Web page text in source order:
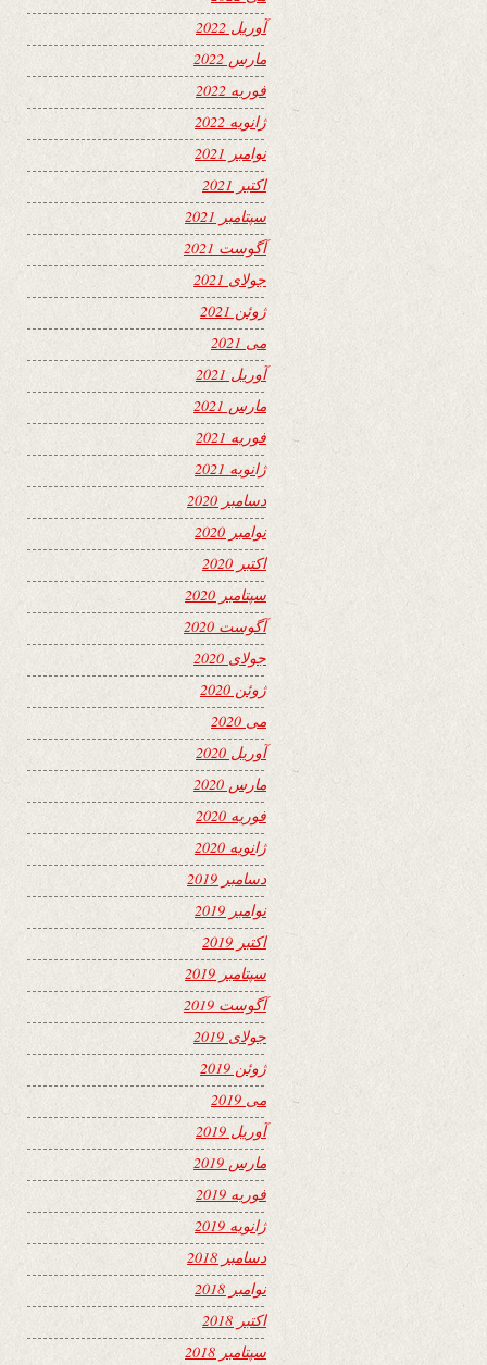
آوریل 2022
مارس 2022
فوریه 2022
ژانویه 2022
نوامبر 2021
اکتبر 2021
سپتامبر 2021
آگوست 2021
جولای 2021
ژوئن 2021
می 2021
آوریل 2021
مارس 2021
فوریه 2021
ژانویه 2021
دسامبر 2020
نوامبر 2020
اکتبر 2020
سپتامبر 2020
آگوست 2020
جولای 2020
ژوئن 2020
می 2020
آوریل 2020
مارس 2020
فوریه 2020
ژانویه 2020
دسامبر 2019
نوامبر 2019
اکتبر 2019
سپتامبر 2019
آگوست 2019
جولای 2019
ژوئن 2019
می 2019
آوریل 2019
مارس 2019
فوریه 2019
ژانویه 2019
دسامبر 2018
نوامبر 2018
اکتبر 2018
سپتامبر 2018